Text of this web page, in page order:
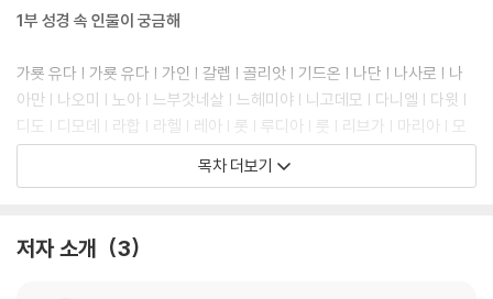
1부 성경 속 인물이 궁금해
가룟 유다 | 가룟 유다 | 가인 | 갈렙 | 골리앗 | 기드온 | 나단 | 나사로 | 나
아만 | 나오미 | 노아 | 느부갓네살 | 느헤미야 | 니고데모 | 다니엘 | 다윗 |
디도 | 디모데 | 라합 | 라헬 | 레아 | 롯 | 루디아 | 룻 | 리브가 | 마리아 | 모
르드개 | 모세 | 바나바 | 바라바 | 바로 | 바울 | 밧세바 | 베냐민 | 베드로 |
보아스 | 빌라도 | 빌립 | 사가랴 | 사라 | 사무엘 | 사울 | 삼손 | 세례 요한 |
엘리사 | 엘리야 | 여로보암 | 여호수아 | 요나 | 요나단 | 요셉 | 요시야 | 욥
목차 더보기
저자 소개 3